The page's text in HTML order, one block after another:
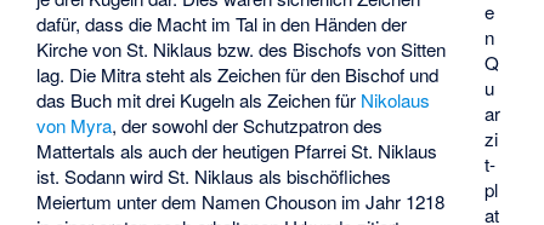
e
n
Q
u
ar
zi
t­
pl
at
dafür, dass die Macht im Tal in den Händen der
Kirche von St. Niklaus bzw. des Bischofs von Sitten
lag. Die Mitra steht als Zeichen für den Bischof und
das Buch mit drei Kugeln als Zeichen für Nikolaus
von Myra, der sowohl der Schutzpatron des
Mattertals als auch der heutigen Pfarrei St. Niklaus
ist. Sodann wird St. Niklaus als bischöfliches
Meiertum unter dem Namen Chouson im Jahr 1218